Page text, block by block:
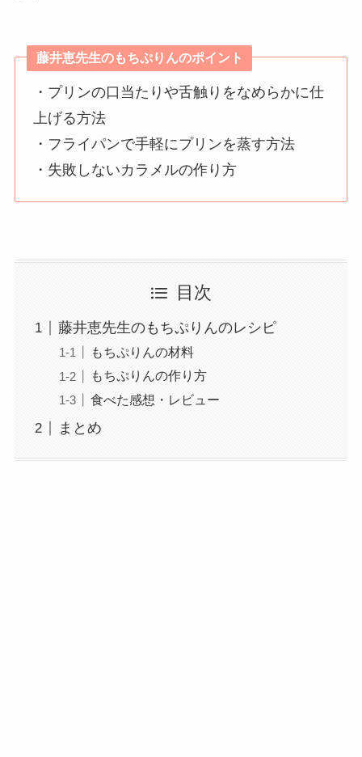
藤井恵先生のもちぷりんのポイント
・プリンの口当たりや舌触りをなめらかに仕
上げる方法
・フライパンで手軽にプリンを蒸す方法
・失敗しないカラメルの作り方
目次
藤井恵先生のもちぷりんのレシピ
もちぷりんの材料
もちぷりんの作り方
食べた感想・レビュー
まとめ